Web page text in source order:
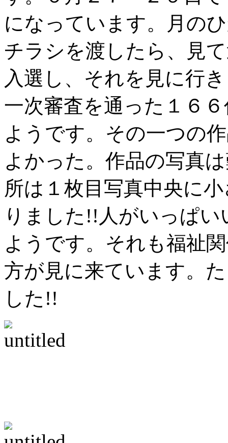
になっています。月の
チラシを渡したら、見
入選し、それを見に行
一次審査を通った１６
ようです。その一つの
よかった。作品の写真
所は１枚目写真中央に
りました!!人がいっぱ
ようです。それも福祉
方が見に来ています。
した!!